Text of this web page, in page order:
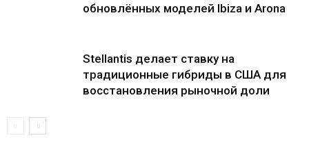
обновлённых моделей Ibiza и Arona
Stellantis делает ставку на
традиционные гибриды в США для
восстановления рыночной доли